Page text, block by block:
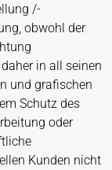
/-
obwohl der
in all seinen
und grafischen
Schutz des
oder
Kunden nicht